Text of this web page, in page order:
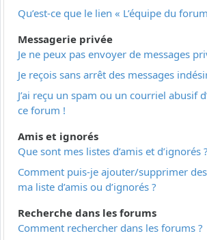
Qu’est-ce que le lien « L’équipe du
Messagerie privée
Je ne peux pas envoyer de messages
Je reçois sans arrêt des messages
J’ai reçu un spam ou un courriel abusif
ce forum !
Amis et ignorés
Que sont mes listes d’amis et d’ignorés ?
Comment puis-je ajouter/supprimer
ma liste d’amis ou d’ignorés ?
Recherche dans les forums
Comment rechercher dans les forums ?